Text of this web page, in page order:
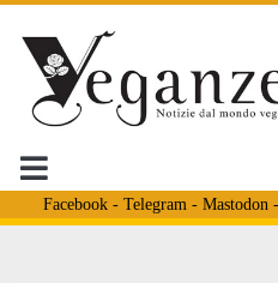
Facebook- Telegram - Mastodon -